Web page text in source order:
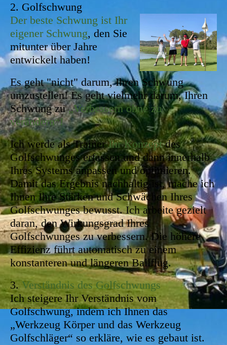
2. Golfschwung
Der beste Schwung ist Ihr
eigener Schwung, den Sie
mitunter über Jahre
entwickelt haben!
Es geht "nicht" darum, Ihren Schwung
umzustellen! Es geht vielmehr darum, Ihren
Schwung zu„Verbessern ohne zu
verändern“!
Ich werde als TrainerIhr Konzeptdes
Golfschwunges erfassen und dann innerhalb
Ihres Systems anpassen und optimieren.
Damit das Ergebnis nachhaltig ist, mache ich
Ihnen Ihre Stärken und Schwächen Ihres
Golfschwunges bewusst. Ich arbeite gezielt
daran, den Wirkungsgrad Ihres
Golfschwunges zu verbessern. Die höhere
Effizienz führt automatisch zu einem
konstanteren und längeren Ballflug.
3.Verständnis des Golfschwungs
Ich steigere Ihr Verständnis vom
Golfschwung, indem ich Ihnen das
„Werkzeug Körper und das Werkzeug
Golfschläger“ so erkläre, wie es gebaut ist.